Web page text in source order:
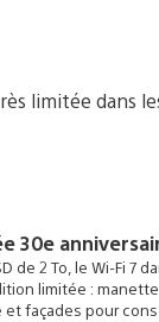
limitée dans
30e
de 2 To, le Wi-Fi 7
limitée :
façades pour